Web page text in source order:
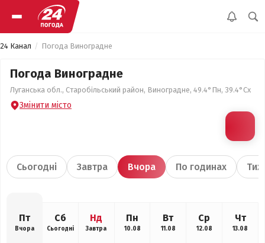
24 Канал Погода Виноградне
Погода Виноградне
Луганська обл., Старобільський район, Виноградне, 49.4°Пн, 39.4°Сх
Змінити місто
Сьогодні Завтра Вчора По годинах
Пт
Вчора
Сб
Сьогодні
Нд
Завтра
Пн
10.08
Вт
11.08
Ср
12.08
Чт
13.08